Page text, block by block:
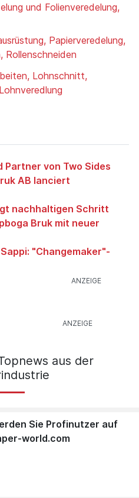
und Folienveredelung,
Papierveredelung,
Rollenschneiden
Lohnschnitt,
Partner von Two Sides
AB lanciert
nachhaltigen Schritt
Bruk mit neuer
"Changemaker"-
aus der
Sie Profinutzer auf
world.com